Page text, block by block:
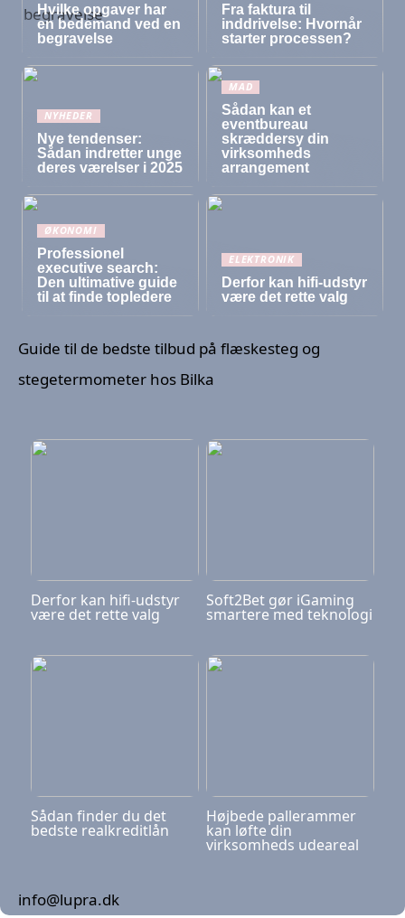
Hvilke opgaver har
en bedemand ved en
begravelse
Fra faktura til
inddrivelse: Hvornår
starter processen?
NYHEDER
Nye tendenser:
Sådan indretter unge
deres værelser i 2025
MAD
Sådan kan et
eventbureau
skræddersy din
virksomheds
arrangement
ØKONOMI
Professionel
executive search:
Den ultimative guide
til at finde topledere
ELEKTRONIK
Derfor kan hifi-udstyr
være det rette valg
Guide til de bedste tilbud på flæskesteg og
stegetermometer hos Bilka
Derfor kan hifi-udstyr
være det rette valg
Soft2Bet gør iGaming
smartere med teknologi
Sådan finder du det
bedste realkreditlån
Højbede pallerammer
kan løfte din
virksomheds udeareal
info@lupra.dk